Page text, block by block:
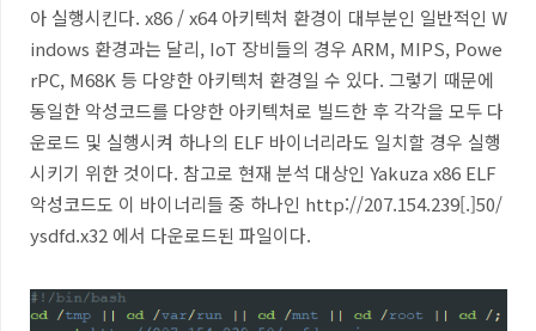
아 실행시킨다. x86 / x64아키텍처 환경이 대부분인 일반적인 W
indows 환경과는 달리, IoT 장비들의 경우 ARM, MIPS, Powe
rPC, M68K 등 다양한 아키텍처 환경일 수 있다. 그렇기 때문에
동일한 악성코드를 다양한 아키텍처로 빌드한 후 각각을 모두 다
운로드 및 실행시켜 하나의 ELF 바이너리라도 일치할 경우 실행
시키기 위한 것이다. 참고로 현재 분석 대상인 Yakuza x86 ELF
악성코드도 이 바이너리들 중 하나인 http://207.154.239[.]50/
ysdfd.x32 에서 다운로드된 파일이다.